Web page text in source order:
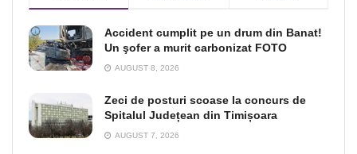
Accident cumplit pe un drum din Banat!
Un şofer a murit carbonizat FOTO
AUGUST 8, 2026
Zeci de posturi scoase la concurs de
Spitalul Județean din Timișoara
AUGUST 7, 2026